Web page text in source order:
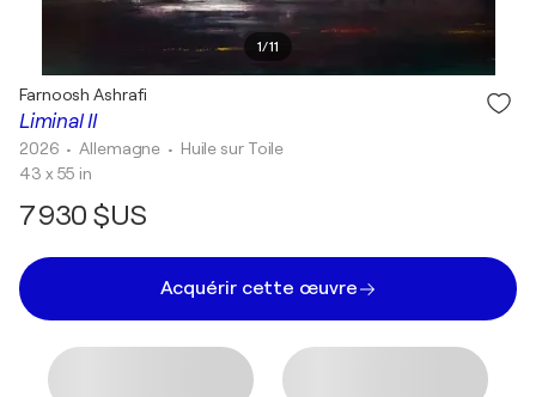
1/11
Liminal II
Farnoosh Ashrafi
2026 • Allemagne • Huile sur Toile
43 x 55 in
7 930 $US
Acquérir cette œuvre